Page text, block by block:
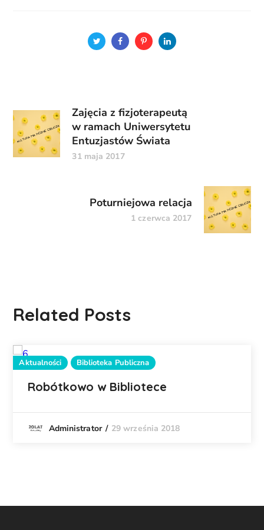
Zajęcia z fizjoterapeutą
w ramach Uniwersytetu
Entuzjastów Świata
31 maja 2017
Poturniejowa relacja
1 czerwca 2017
Related Posts
Aktualności Biblioteka Publiczna
Robótkowo w Bibliotece
Administrator 29 września 2018